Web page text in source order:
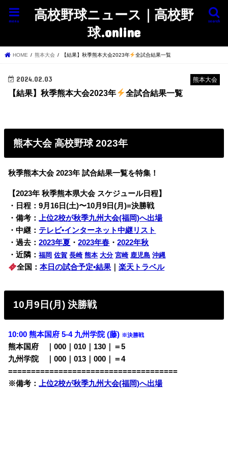
高校野球ニュース｜高校野
球.online
search
menu
HOME 熊本大会 【結果】秋季熊本大会2023年 全試合結果一覧
熊本大会
2024.02.03
【結果】秋季熊本大会2023年 全試合結果一覧
熊本大会 高校野球 2023年
秋季熊本大会 2023年 試合結果一覧を特集！
【2023年 秋季熊本県大会 スケジュール日程】
・日程：9月16日(土)〜10月9日(月)=決勝戦
・備考：
上位2校が秋季九州大会(福岡)へ出場
・中継： テレビ•インターネット中継リスト
・過去：2023年夏 ・2023年春 ・2022年秋
・近隣：福岡 佐賀 長崎 熊本 大分 宮崎 鹿児島 沖縄
全国：本日の試合予定•結果 ｜楽天トラベル
10月9日(月) 決勝戦
10:00 熊本国府 5-4 九州学院 (藤) ※決勝戦
熊本国府 ｜000｜010｜130｜＝5
九州学院 ｜000｜013｜000｜＝4
=====================================
※備考：
上位2校が秋季九州大会(福岡)へ出場